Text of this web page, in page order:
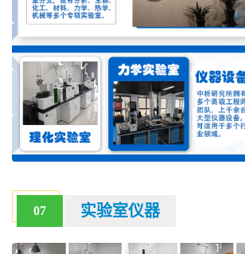
07 实验室仪器